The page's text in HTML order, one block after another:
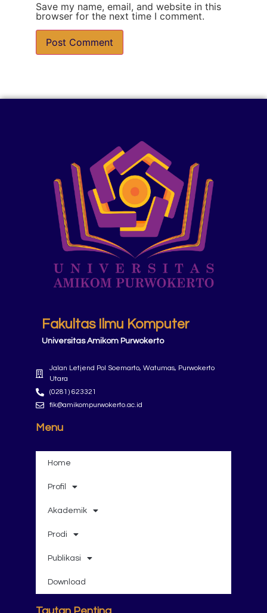
Save my name, email, and website in this
browser for the next time I comment.
Fakultas Ilmu Komputer
Universitas Amikom Purwokerto
Jalan Letjend Pol Soemarto, Watumas, Purwokerto
Utara
(0281) 623321
fik@amikompurwokerto.ac.id
Menu
Home
Profil
Akademik
Prodi
Publikasi
Download